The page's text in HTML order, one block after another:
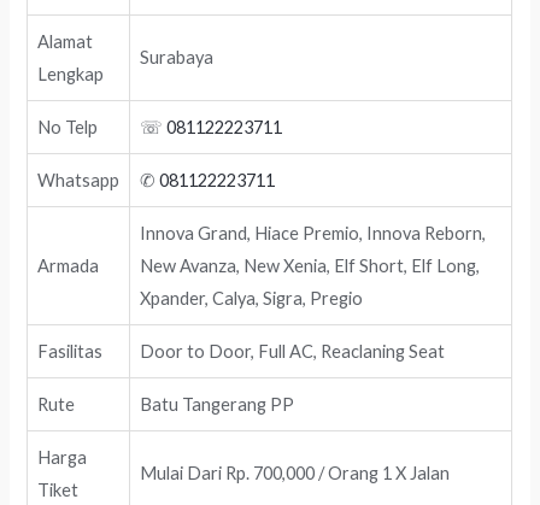
Alamat
Lengkap
Surabaya
No Telp ☏081122223711
Whatsapp ✆081122223711
Armada
Innova Grand, Hiace Premio, Innova Reborn,
New Avanza, New Xenia, Elf Short, Elf Long,
Xpander, Calya, Sigra, Pregio
Fasilitas Door to Door, Full AC, Reaclaning Seat
Rute Batu Tangerang PP
Harga
Tiket
Mulai Dari Rp. 700,000 / Orang 1 X Jalan